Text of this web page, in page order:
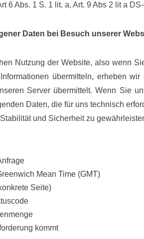
6 Abs. 1 S. 1 lit. a, Art. 9 Abs 2 lit a
Daten bei Besuch unserer
Nutzung der Website, also wenn
übermitteln, erheben
Server übermittelt. Wenn Sie
Daten, die für uns technisch
und Sicherheit zu
Mean Time (GMT)
Seite)
kommt